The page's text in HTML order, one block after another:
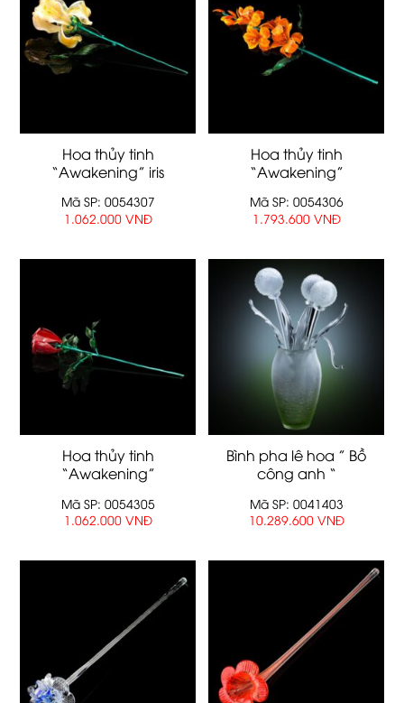
Hoa thủy tinh
“Awakening” iris
Mã SP: 0054307
1.062.000 VNĐ
Hoa thủy tinh
“Awakening”
Mã SP: 0054306
1.793.600 VNĐ
Hoa thủy tinh
“Awakening”
Mã SP: 0054305
1.062.000 VNĐ
Bình pha lê hoa ” Bồ
công anh “
Mã SP: 0041403
10.289.600 VNĐ